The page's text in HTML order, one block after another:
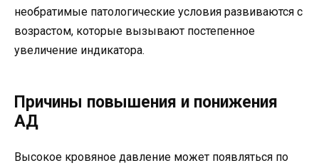
необратимые патологические условия развиваются с
возрастом, которые вызывают постепенное
увеличение индикатора.
Причины повышения и понижения
АД
Высокое кровяное давление может появляться по